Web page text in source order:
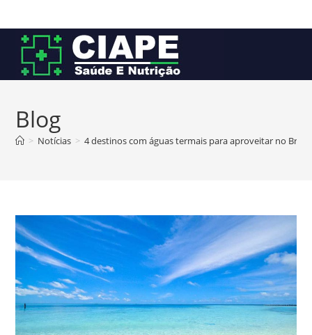
para
conteúdo
Blog
> Notícias > 4 destinos com águas termais para aproveitar no Brasil